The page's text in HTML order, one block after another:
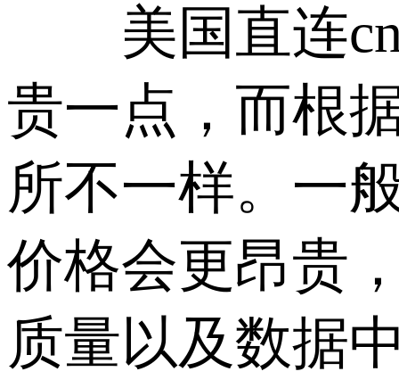
美国直连cn2
贵一点，而根
所不一样。一
价格会更昂贵
质量以及数据